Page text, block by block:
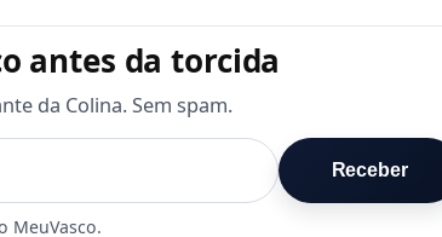
antes da torcida
da Colina. Sem spam.
Receber